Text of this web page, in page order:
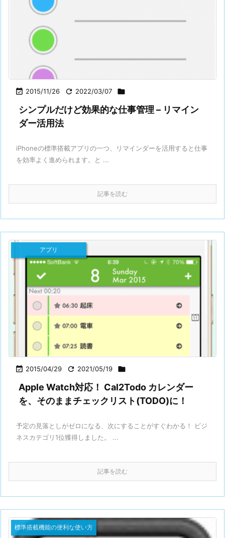
 2015/11/26  2022/03/07 
シンプルだけど効果的な仕事管理 – リマイン
ダー活用法
iPhoneの標準搭載アプリの一つ、リマインダーを活用すると仕事
を効率よく進められます。と ...
記事を読む
 2015/04/29  2021/05/19 
アプリ
Apple Watch対応！ Cal2Todo カレンダー
を、そのままチェックリスト(TODO)に！
予定の見落としがゼロになる、次にすることがすぐわかる！ ビジ
ネスカテゴリ1位獲得しました。 ...
記事を読む
標準搭載機能の便利な使い方